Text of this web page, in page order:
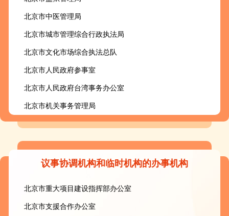
北京市中医管理局
北京市城市管理综合行政执法局
北京市文化市场综合执法总队
北京市人民政府参事室
北京市人民政府台湾事务办公室
北京市机关事务管理局
议事协调机构和临时机构的办事机构
北京市重大项目建设指挥部办公室
北京市支援合作办公室